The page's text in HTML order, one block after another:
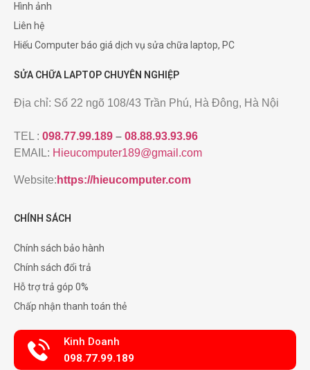
Hình ảnh
Liên hệ
Hiếu Computer báo giá dịch vụ sửa chữa laptop, PC
SỬA CHỮA LAPTOP CHUYÊN NGHIỆP
Địa chỉ: Số 22 ngõ 108/43 Trần Phú, Hà Đông, Hà Nội
TEL : 098.77.99.189 – 08.88.93.93.96
EMAIL: Hieucomputer189@gmail.com
Website: https://hieucomputer.com
CHÍNH SÁCH
Chính sách bảo hành
Chính sách đổi trả
Hỗ trợ trả góp 0%
Chấp nhận thanh toán thẻ
Kinh Doanh
098.77.99.189